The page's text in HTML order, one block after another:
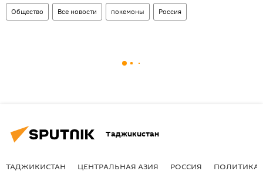
Общество Все новости покемоны Россия
Таджикистан
ТАДЖИКИСТАН ЦЕНТРАЛЬНАЯ АЗИЯ РОССИЯ ПОЛИТИКА